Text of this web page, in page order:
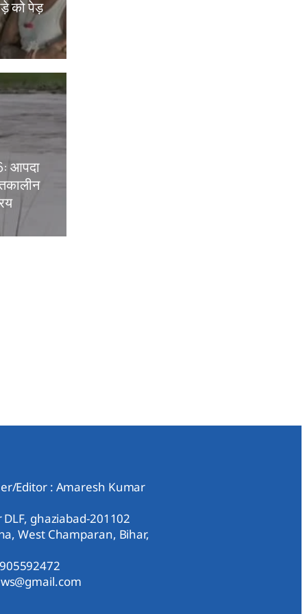
को पेड़
आपदा
Editor : Amaresh Kumar
DLF, ghaziabad-201102
West Champaran, Bihar,